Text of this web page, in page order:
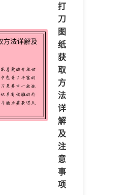
打
刀
图
纸
获
取
方
法
详
解
及
注
意
事
项